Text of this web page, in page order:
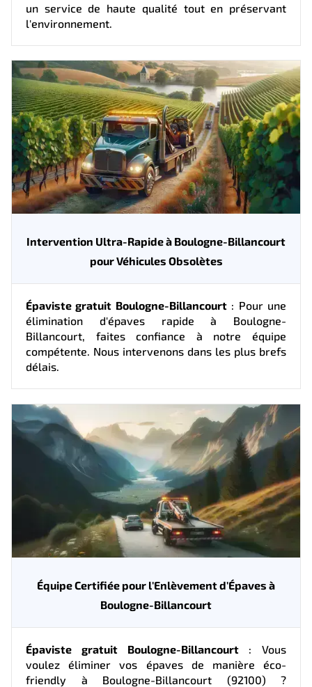
un service de haute qualité tout en préservant
l'environnement.
Intervention Ultra-Rapide à Boulogne-Billancourt
pour Véhicules Obsolètes
Épaviste gratuit Boulogne-Billancourt: Pour une
élimination d'épaves rapide à Boulogne-
Billancourt, faites confiance à notre équipe
compétente. Nous intervenons dans les plus brefs
délais.
Équipe Certifiée pour l'Enlèvement d'Épaves à
Boulogne-Billancourt
Épaviste gratuit Boulogne-Billancourt: Vous
voulez éliminer vos épaves de manière éco-
friendly à Boulogne-Billancourt (92100) ?